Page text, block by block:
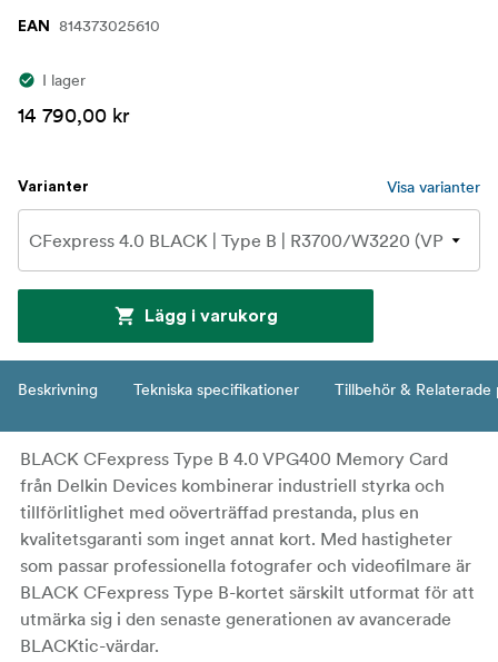
EAN 814373025610
I lager
14 790,00 kr
Varianter Visa varianter
Lägg i varukorg
Beskrivning Tekniska specifikationer Tillbehör & Relaterade
BLACK CFexpress Type B 4.0 VPG400 Memory Card
från Delkin Devices kombinerar industriell styrka och
tillförlitlighet med oöverträffad prestanda, plus en
kvalitetsgaranti som inget annat kort. Med hastigheter
som passar professionella fotografer och videofilmare är
BLACK CFexpress Type B-kortet särskilt utformat för att
utmärka sig i den senaste generationen av avancerade
BLACKtic-värdar.